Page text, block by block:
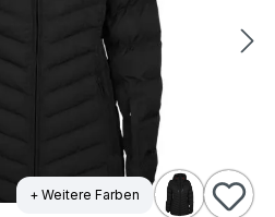
+ Weitere Farben